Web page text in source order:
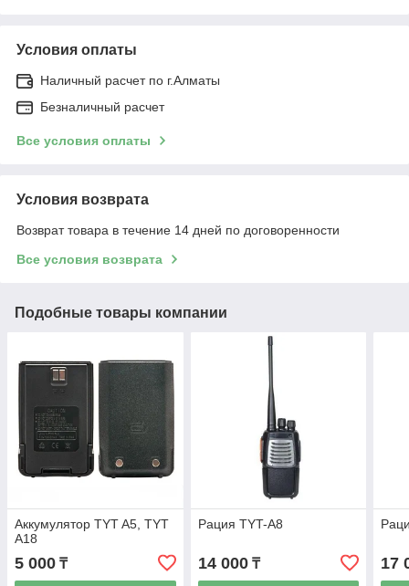
Условия оплаты
Наличный расчет по г.Алматы
Безналичный расчет
Все условия оплаты
Условия возврата
Возврат товара в течение 14 дней по договоренности
Все условия возврата
Подобные товары компании
Аккумулятор TYT A5, TYT
A18
5 000 ₸
Рация TYT-A8
14 000₸ 17